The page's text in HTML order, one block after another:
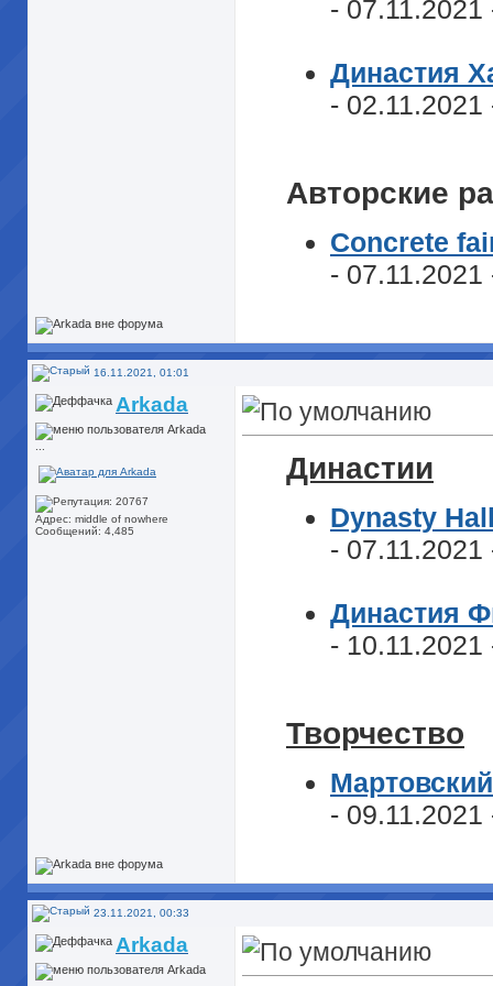
-
Династия
-
Авторские
Concrete
-
16.11.2021, 01:01
Arkada
Адрес: middle of nowhere
Сообщений: 4,485
Династии
Dynasty
-
Династия
-
Творчество
-
23.11.2021, 00:33
Arkada